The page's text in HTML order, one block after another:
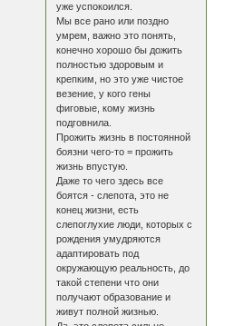
уже успокоился.
Мы все рано или поздно
умрем, важно это понять,
конечно хорошо бы дожить
полностью здоровым и
крепким, но это уже чистое
везение, у кого гены
фиговые, кому жизнь
подговнила.
Прожить жизнь в постоянной
боязни чего-то = прожить
жизнь впустую.
Даже то чего здесь все
боятся - слепота, это не
конец жизни, есть
слепоглухие люди, которых с
рождения умудряются
адаптировать под
окружающую реальность, до
такой степени что они
получают образование и
живут полной жизнью.